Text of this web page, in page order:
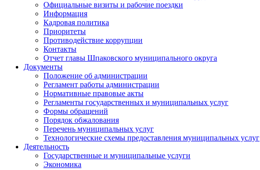
Официальные визиты и рабочие поездки
Информация
Кадровая политика
Приоритеты
Противодействие коррупции
Контакты
Отчет главы Шпаковского муниципального округа
Документы
Положение об администрации
Регламент работы администрации
Нормативные правовые акты
Регламенты государственных и муниципальных услуг
Формы обращений
Порядок обжалования
Перечень муниципальных услуг
Технологические схемы предоставления муниципальных услуг
Деятельность
Государственные и муниципальные услуги
Экономика